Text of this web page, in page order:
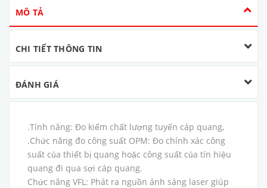
MÔ TẢ
CHI TIẾT THÔNG TIN
ĐÁNH GIÁ
.Tính năng: Đo kiểm chất lượng tuyến cáp quang,
.Chức năng đo công suất OPM: Đo chính xác công
suất của thiết bị quang hoặc công suất của tín hiệu
quang đi qua sợi cáp quang.
Chức năng VFL: Phát ra nguồn ánh sáng laser giúp